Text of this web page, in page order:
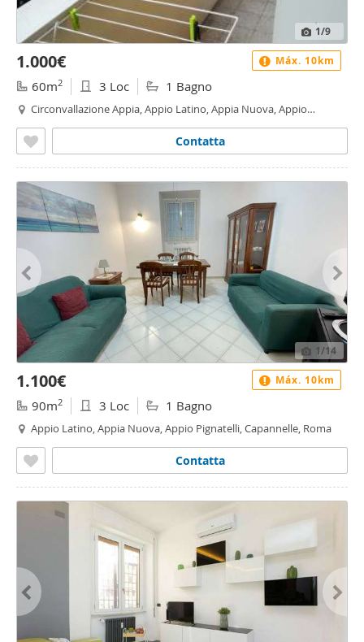
1/9
1.000€
60m2 3 Loc 1 Bagno
Circonvallazione Appia, Appio Latino, Appia Nuova, Appio
Contatta
Máx. 10km
1/14
1.100€
90m2 3 Loc 1 Bagno
Appio Latino, Appia Nuova, Appio Pignatelli, Capannelle, Roma
Contatta
Máx. 10km